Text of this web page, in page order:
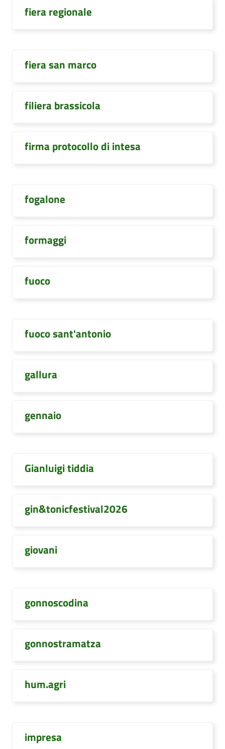
fiera regionale
fiera san marco
filiera brassicola
firma protocollo di intesa
fogalone
formaggi
fuoco
fuoco sant'antonio
gallura
gennaio
Gianluigi tiddia
gin&tonicfestival2026
giovani
gonnoscodina
gonnostramatza
hum.agri
impresa